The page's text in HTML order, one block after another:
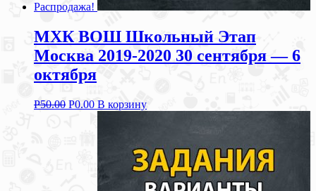
Распродажа!
МХК ВОШ Школьный Этап
Москва 2019-2020 30 сентября — 6
октября
Р50.00 Р0.00 В корзину